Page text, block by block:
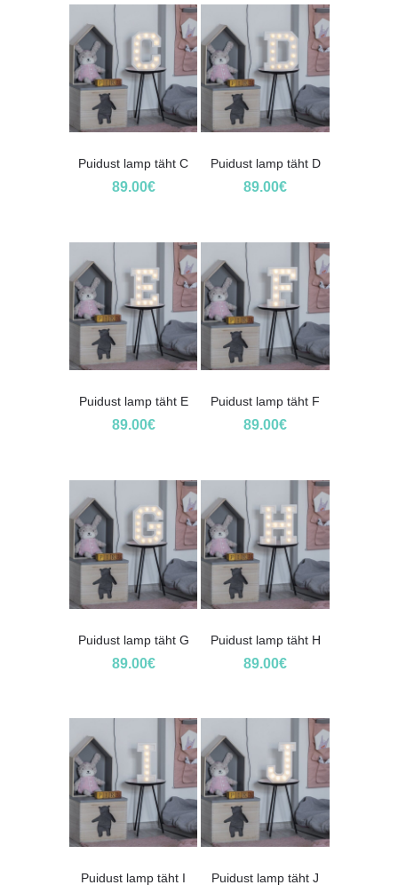
Puidust lamp täht C
89.00€
Puidust lamp täht D
89.00€
Puidust lamp täht E
89.00€
Puidust lamp täht F
89.00€
Puidust lamp täht G
89.00€
Puidust lamp täht H
89.00€
Puidust lamp täht I Puidust lamp täht J